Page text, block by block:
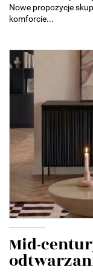
Nowe propozycje
komforcie...
Mid-